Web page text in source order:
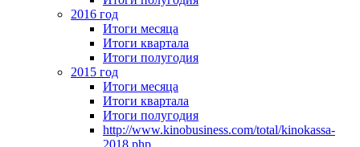
2016 год
Итоги месяца
Итоги квартала
Итоги полугодия
2015 год
Итоги месяца
Итоги квартала
Итоги полугодия
http://www.kinobusiness.com/total/kinokassa-